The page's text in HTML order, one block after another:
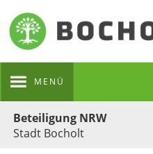
MENÜ
Beteiligung NRW
Stadt Bocholt